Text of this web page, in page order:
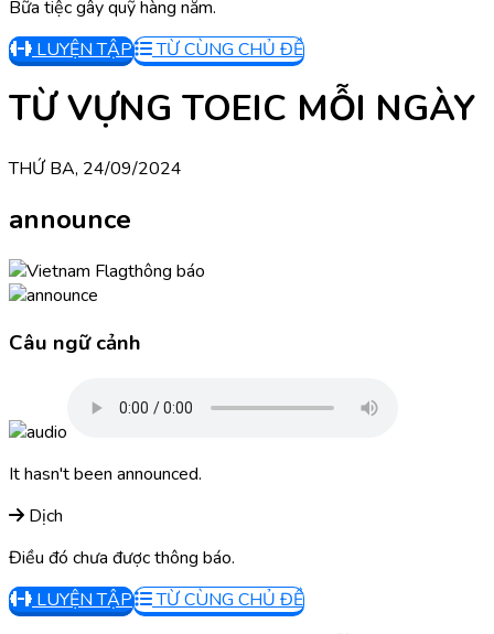
Bữa tiệc gây quỹ hàng năm.
LUYỆN TẬP
TỪ CÙNG CHỦ ĐỀ
TỪ VỰNG TOEIC MỖI NGÀY
THỨ BA, 24/09/2024
announce
thông báo
Câu ngữ cảnh
It hasn't been announced.
Dịch
Điều đó chưa được thông báo.
LUYỆN TẬP
TỪ CÙNG CHỦ ĐỀ